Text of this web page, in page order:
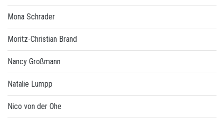
Mona Schrader
Moritz-Christian Brand
Nancy Großmann
Natalie Lumpp
Nico von der Ohe